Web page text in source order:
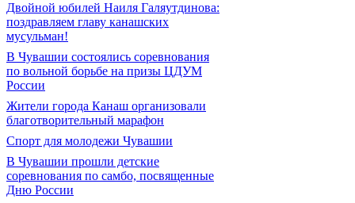
Двойной юбилей Наиля Галяутдинова:
поздравляем главу канашских
мусульман!
В Чувашии состоялись соревнования
по вольной борьбе на призы ЦДУМ
России
Жители города Канаш организовали
благотворительный марафон
Спорт для молодежи Чувашии
В Чувашии прошли детские
соревнования по самбо, посвященные
Дню России